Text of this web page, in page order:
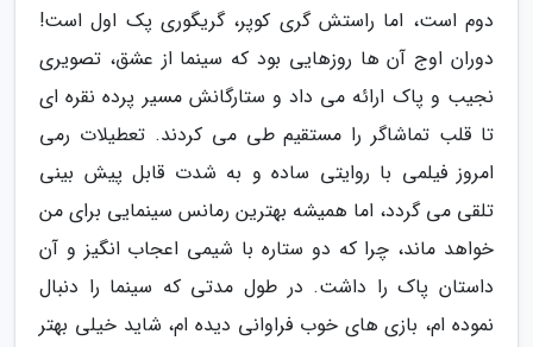
دوم است، اما راستش گری کوپر، گریگوری پک اول است!
دوران اوج آن ها روزهایی بود که سینما از عشق، تصویری
نجیب و پاک ارائه می داد و ستارگانش مسیر پرده نقره ای
تا قلب تماشاگر را مستقیم طی می کردند. تعطیلات رمی
امروز فیلمی با روایتی ساده و به شدت قابل پیش بینی
تلقی می گردد، اما همیشه بهترین رمانس سینمایی برای من
خواهد ماند، چرا که دو ستاره با شیمی اعجاب انگیز و آن
داستان پاک را داشت. در طول مدتی که سینما را دنبال
نموده ام، بازی های خوب فراوانی دیده ام، شاید خیلی بهتر